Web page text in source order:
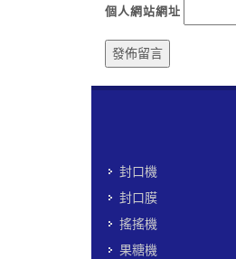
個人網站網址
封口機
封口膜
搖搖機
果糖機